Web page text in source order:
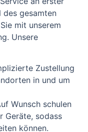
des gesamten
mit unserem
Unsere
Zustellung
in und um
Wunsch schulen
Geräte, sodass
können.